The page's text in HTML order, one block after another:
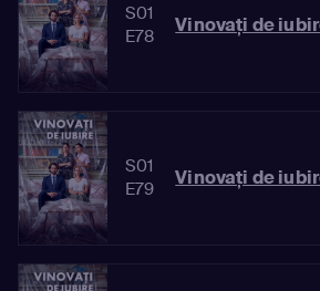
S01
E78
Vinovaţi de
S01
E79
Vinovaţi de